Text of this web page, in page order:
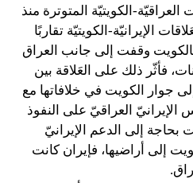
العراقيّة-الكويتيّة المتوترة منذ
الإيرانيّة-الكويتيّة تقاربًا
وقفت إلى جانب العراق
فأثّر ذلك على العَلاقة بين
جوار الكويت في خلافاتها مع
الإيرانيّ العراقيّ على النفوذ
بحاجة إلى الدعم الإيرانيّ
إلى أراضيها، فإيران كانت